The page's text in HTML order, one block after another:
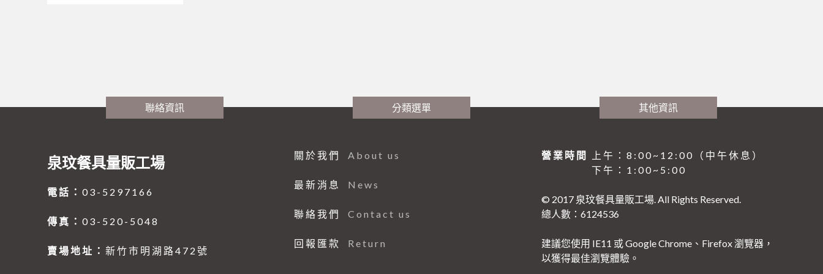
聯絡資訊
泉玟餐具量販工場
電話：03-5297166
傳真：03-520-5048
賣場地址：新竹市明湖路472號
分類選單
關於我們 About us
最新消息 News
聯絡我們 Contact us
回報匯款 Return
其他資訊
營業時間
上午：8:00~12:00（中午休息）
下午：1:00~5:00
© 2017 泉玟餐具量販工場. All Rights Reserved.
總人數：6124536
建議您使用 IE11 或 Google Chrome、Firefox 瀏覽器，
以獲得最佳瀏覽體驗。